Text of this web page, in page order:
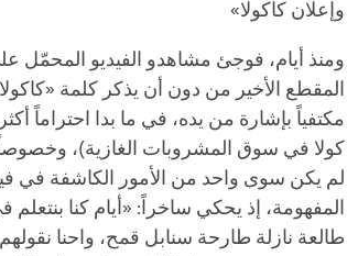
وإعلان كاكولا»
ومنذ أيام، فوجئ مشاهدو الفيديو المحمّل
المقطع الأخير من دون أن يذكر كلمة
مكتفياً بإشارة من يده، في ما بدا احتراماً
كولا في سوق المشروبات الغازية)،
لم يكن سوى واحد من الأمور الكاشفة في
المفهومة، إذ يحكي ساخراً: «أيام كنا بنتعلم
طالعة نازلة طارحة سنابل قمح، واحنا